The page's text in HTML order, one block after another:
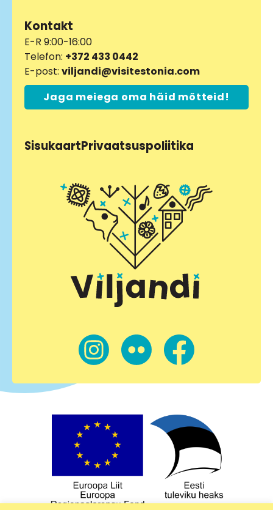
Kontakt
E-R 9:00-16:00
Telefon: +372 433 0442
E-post: viljandi@visitestonia.com
Jaga meiega oma häid mõtteid!
SisukaartPrivaatsuspoliitika